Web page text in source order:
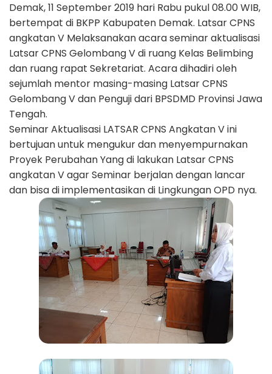
Demak, 11 September 2019 hari Rabu pukul 08.00 WIB,
bertempat di BKPP Kabupaten Demak. Latsar CPNS
angkatan V Melaksanakan acara seminar aktualisasi
Latsar CPNS Gelombang V di ruang Kelas Belimbing
dan ruang rapat Sekretariat. Acara dihadiri oleh
sejumlah mentor masing-masing Latsar CPNS
Gelombang V dan Penguji dari BPSDMD Provinsi Jawa
Tengah.
Seminar Aktualisasi LATSAR CPNS Angkatan V ini
bertujuan untuk mengukur dan menyempurnakan
Proyek Perubahan Yang di lakukan Latsar CPNS
angkatan V agar Seminar berjalan dengan lancar
dan bisa di implementasikan di Lingkungan OPD nya.